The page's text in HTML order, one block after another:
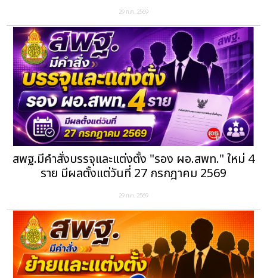
29 ก.ค. 2569
สพฐ.มีคำสั่งบรรจุและแต่งตั้ง "รอง ผอ.สพท." ใหม่ 4
ราย มีผลตั้งแต่วันที่ 27 กรกฎาคม 2569
29 ก.ค. 2569